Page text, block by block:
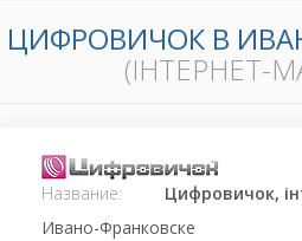
ЦИФРОВИЧОК В
(ІНТЕРНЕТ-
Название: Цифровичок,
Ивано-Франковске